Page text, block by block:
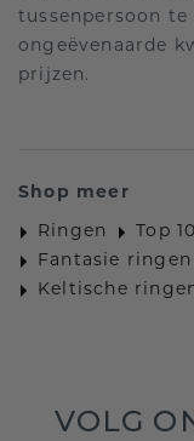
tussenpersoon te
ongeëvenaarde
prijzen.
Shop meer
Ringen Top
Fantasie ringen
Keltische
VOLG